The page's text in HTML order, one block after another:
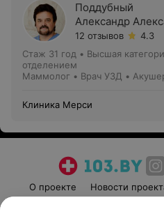
Поддубный
Александр
12 отзывов
4.3
Стаж 31 год • Высшая
отделением
Маммолог • Врач УЗД •
Клиника Мерси
О проекте Новости